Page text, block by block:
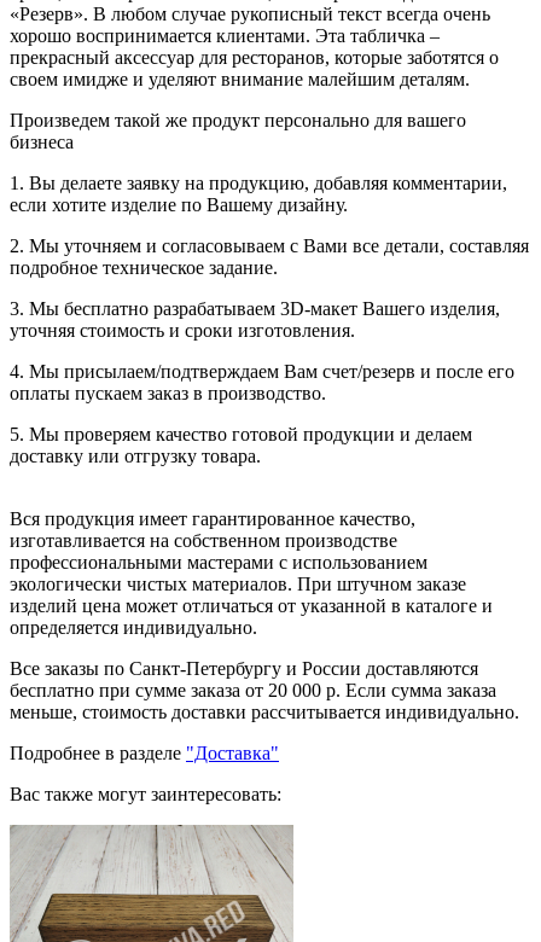
«Резерв». В любом случае рукописный текст всегда очень
хорошо воспринимается клиентами. Эта табличка –
прекрасный аксессуар для ресторанов, которые заботятся о
своем имидже и уделяют внимание малейшим деталям.
Произведем такой же продукт персонально для вашего
бизнеса
1. Вы делаете заявку на продукцию, добавляя комментарии,
если хотите изделие по Вашему дизайну.
2. Мы уточняем и согласовываем с Вами все детали, составляя
подробное техническое задание.
3. Мы бесплатно разрабатываем 3D-макет Вашего изделия,
уточняя стоимость и сроки изготовления.
4. Мы присылаем/подтверждаем Вам счет/резерв и после его
оплаты пускаем заказ в производство.
5. Мы проверяем качество готовой продукции и делаем
доставку или отгрузку товара.
Вся продукция имеет гарантированное качество,
изготавливается на собственном производстве
профессиональными мастерами с использованием
экологически чистых материалов. При штучном заказе
изделий цена может отличаться от указанной в каталоге и
определяется индивидуально.
Все заказы по Санкт-Петербургу и России доставляются
бесплатно при сумме заказа от 20 000 р. Если сумма заказа
меньше, стоимость доставки рассчитывается индивидуально.
Подробнее в разделе "Доставка"
Вас также могут заинтересовать: